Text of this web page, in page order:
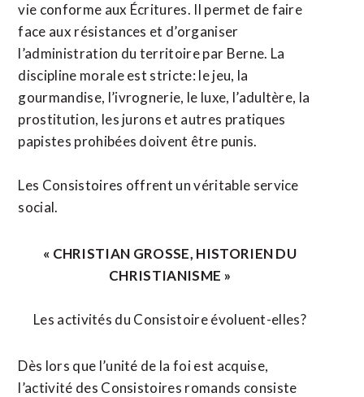
vie conforme aux Écritures. Il permet de faire
face aux résistances et d’organiser
l’administration du territoire par Berne. La
discipline morale est stricte: le jeu, la
gourmandise, l’ivrognerie, le luxe, l’adultère, la
prostitution, les jurons et autres pratiques
papistes prohibées doivent être punis.
Les Consistoires offrent un véritable service
social.
« CHRISTIAN GROSSE, HISTORIEN DU
CHRISTIANISME »
Les activités du Consistoire évoluent-elles?
Dès lors que l’unité de la foi est acquise,
l’activité des Consistoires romands consiste